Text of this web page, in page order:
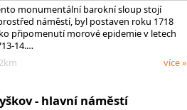
monumentální barokní sloup stojí
náměstí, byl postaven roku 1718
připomenutí morové epidemie v letech
14.…
více »
- hlavní náměstí